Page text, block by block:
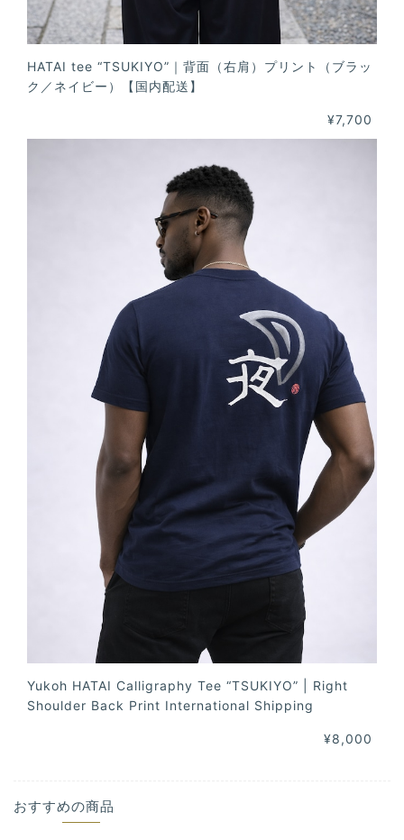
HATAI tee “TSUKIYO”｜背面（右肩）プリント（ブラッ
ク／ネイビー）【国内配送】
¥7,700
Yukoh HATAI Calligraphy Tee “TSUKIYO” | Right
Shoulder Back Print International Shipping
¥8,000
おすすめの商品